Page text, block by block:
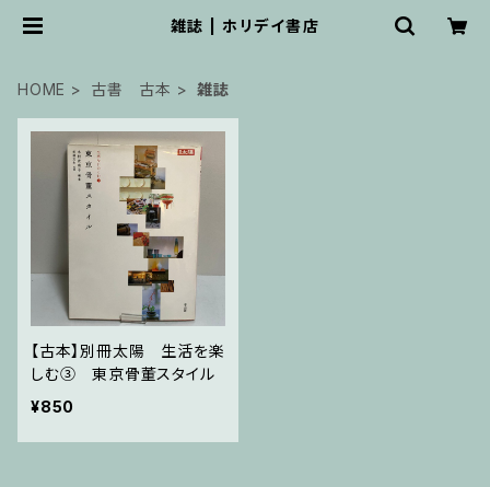
雑誌 | ホリデイ書店
HOME 古書 古本 雑誌
【古本】別冊太陽 生活を楽
しむ③ 東京骨董スタイル
¥850